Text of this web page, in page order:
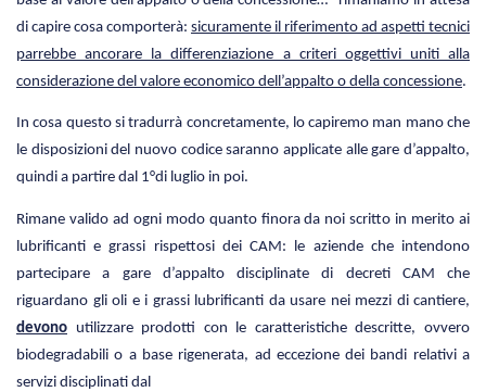
di capire cosa comporterà: sicuramente il riferimento ad aspetti tecnici
parrebbe ancorare la differenziazione a criteri oggettivi uniti alla
considerazione del valore economico dell’appalto o della concessione.
In cosa questo si tradurrà concretamente, lo capiremo man mano che
le disposizioni del nuovo codice saranno applicate alle gare d’appalto,
quindi a partire dal 1°di luglio in poi.
Rimane valido ad ogni modo quanto finora da noi scritto in merito ai
lubrificanti e grassi rispettosi dei CAM: le aziende che intendono
partecipare a gare d’appalto disciplinate di decreti CAM che
riguardano gli oli e i grassi lubrificanti da usare nei mezzi di cantiere,
devono utilizzare prodotti con le caratteristiche descritte, ovvero
biodegradabili o a base rigenerata, ad eccezione dei bandi relativi a
servizi disciplinati dal